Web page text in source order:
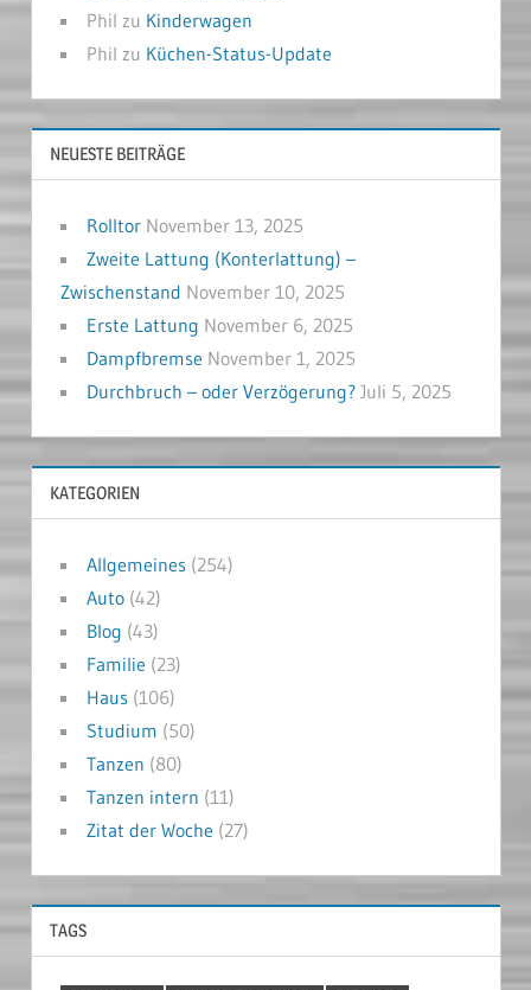
Phil zu Kinderwagen
Phil zu Küchen-Status-Update
NEUESTE BEITRÄGE
Rolltor November 13, 2025
Zweite Lattung (Konterlattung) –
Zwischenstand November 10, 2025
Erste Lattung November 6, 2025
Dampfbremse November 1, 2025
Durchbruch – oder Verzögerung? Juli 5, 2025
KATEGORIEN
Allgemeines(254)
Auto(42)
Blog (43)
Familie (23)
Haus(106)
Studium (50)
Tanzen (80)
Tanzen intern (11)
Zitat der Woche (27)
TAGS